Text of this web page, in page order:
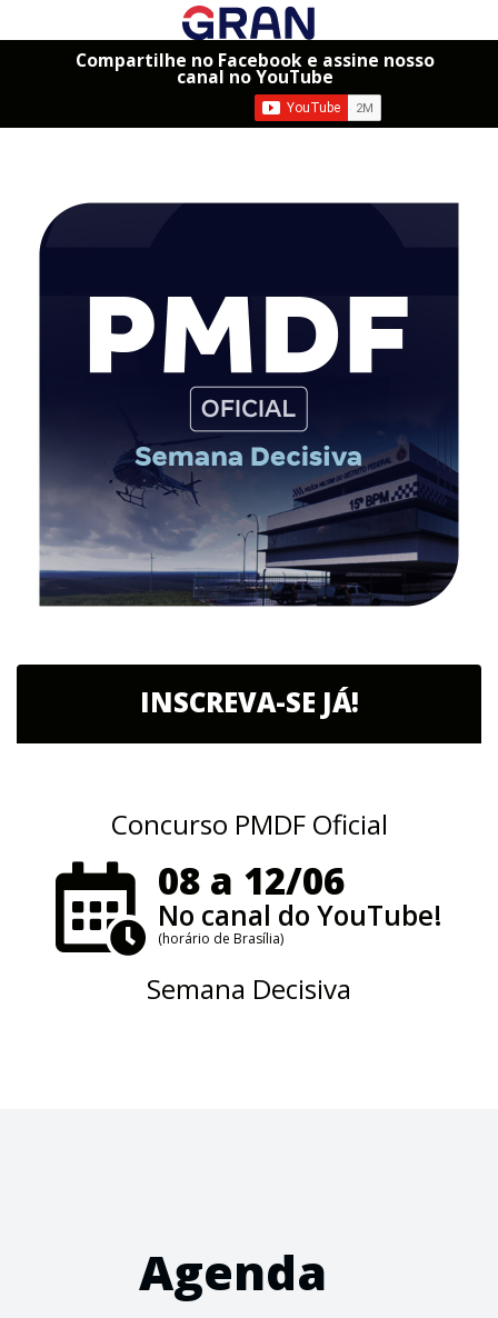
Compartilhe no Facebook e assine nosso
canal no YouTube
INSCREVA-SE JÁ!
Concurso PMDF Oficial
08 a 12/06
No canal do YouTube!
(horário de Brasília)
Semana Decisiva
Agenda